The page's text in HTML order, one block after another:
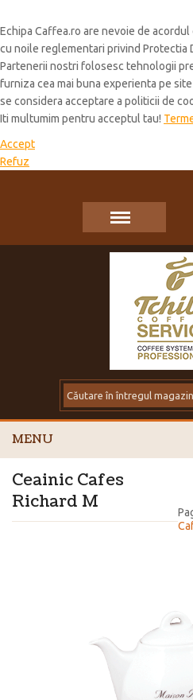
Echipa Caffea.ro are nevoie de
cu noile reglementari privind Protectia
Partenerii nostri folosesc tehnologii
furniza cea mai buna experienta pe
se considera acceptare a politicii de
Iti multumim pentru acceptul tau!
Accept
Refuz
MENU
Ceainic Cafes
Richard M